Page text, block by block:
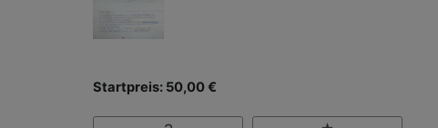
Startpreis: 50,00 €